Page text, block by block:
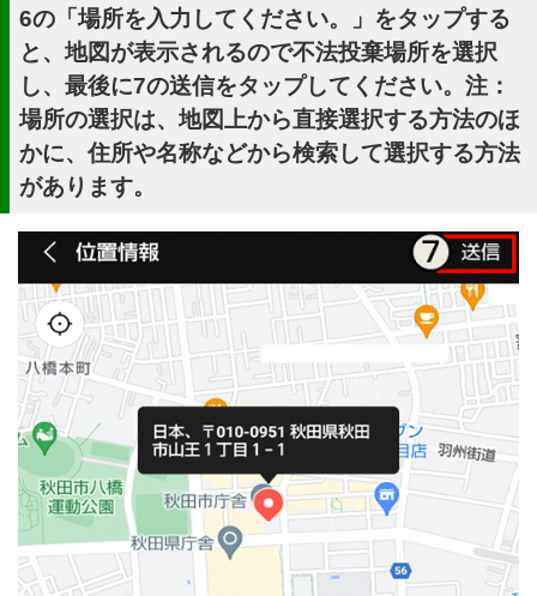
6の「場所を入力してください。」をタップする
と、地図が表示されるので不法投棄場所を選択
し、最後に7の送信をタップしてください。注：
場所の選択は、地図上から直接選択する方法のほ
かに、住所や名称などから検索して選択する方法
があります。